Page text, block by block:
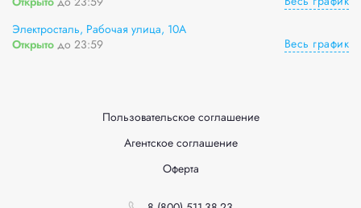
Электросталь, Рабочая улица, 10А
Открыто до 23:59 Весь график
Пользовательское соглашение
Агентское соглашение
Оферта